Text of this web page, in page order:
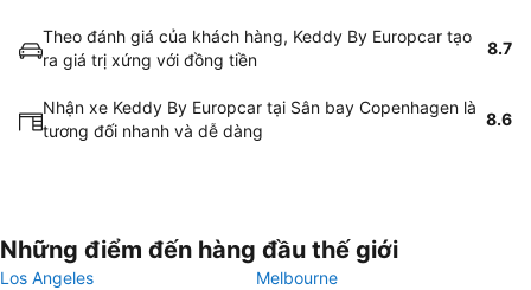
Theo đánh giá của khách hàng, Keddy By Europcar tạo
ra giá trị xứng với đồng tiền
8.7
Nhận xe Keddy By Europcar tại Sân bay Copenhagen là
tương đối nhanh và dễ dàng
8.6
Những điểm đến hàng đầu thế giới
Los Angeles
Melbourne